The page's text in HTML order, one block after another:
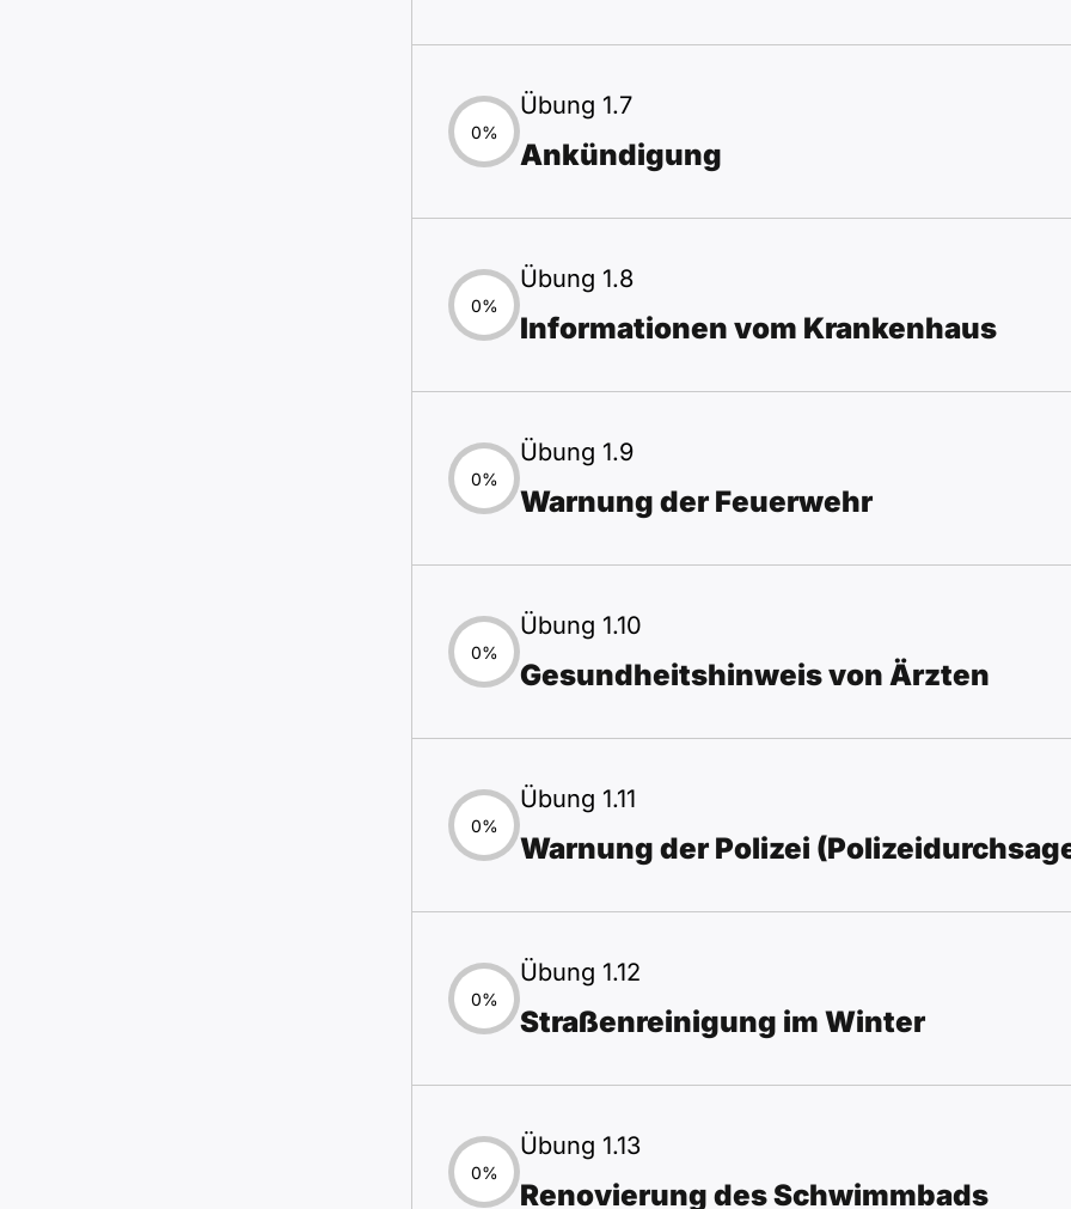
0%
Übung 1.7
Ankündigung
0%
Übung 1.8
Informationen vom Krankenhaus
0%
Übung 1.9
Warnung der Feuerwehr
0%
Übung 1.10
Gesundheitshinweis von Ärzten
0%
Übung 1.11
Warnung der Polizei
0%
Übung 1.12
Straßenreinigung im Winter
0%
Übung 1.13
Renovierung des Schwimmbads